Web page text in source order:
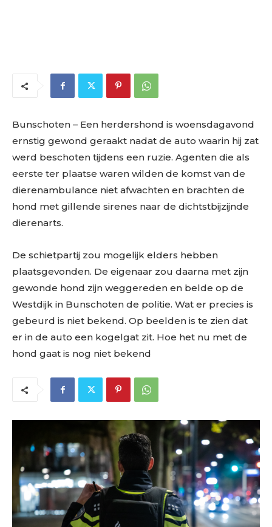
Bunschoten – Een herdershond is woensdagavond
ernstig gewond geraakt nadat de auto waarin hij zat
werd beschoten tijdens een ruzie. Agenten die als
eerste ter plaatse waren wilden de komst van de
dierenambulance niet afwachten en brachten de
hond met gillende sirenes naar de dichtstbijzijnde
dierenarts.
De schietpartij zou mogelijk elders hebben
plaatsgevonden. De eigenaar zou daarna met zijn
gewonde hond zijn weggereden en belde op de
Westdijk in Bunschoten de politie. Wat er precies is
gebeurd is niet bekend. Op beelden is te zien dat
er in de auto een kogelgat zit. Hoe het nu met de
hond gaat is nog niet bekend